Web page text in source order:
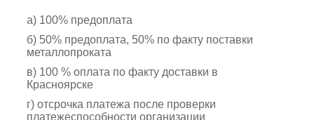
а) 100% предоплата
б) 50% предоплата, 50% по факту поставки
металлопроката
в) 100 % оплата по факту доставки в
Красноярске
г) отсрочка платежа после проверки
платежеспособности организации